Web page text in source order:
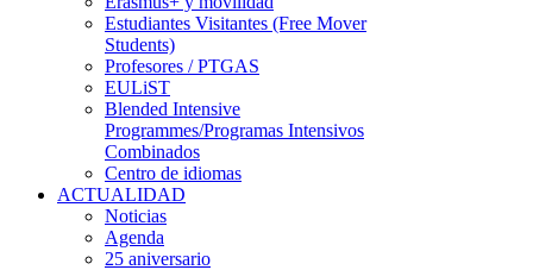
Estudiantes Visitantes (Free Mover
Students)
Profesores / PTGAS
EULiST
Blended Intensive
Programmes/Programas Intensivos
Combinados
Centro de idiomas
ACTUALIDAD
Noticias
Agenda
25 aniversario